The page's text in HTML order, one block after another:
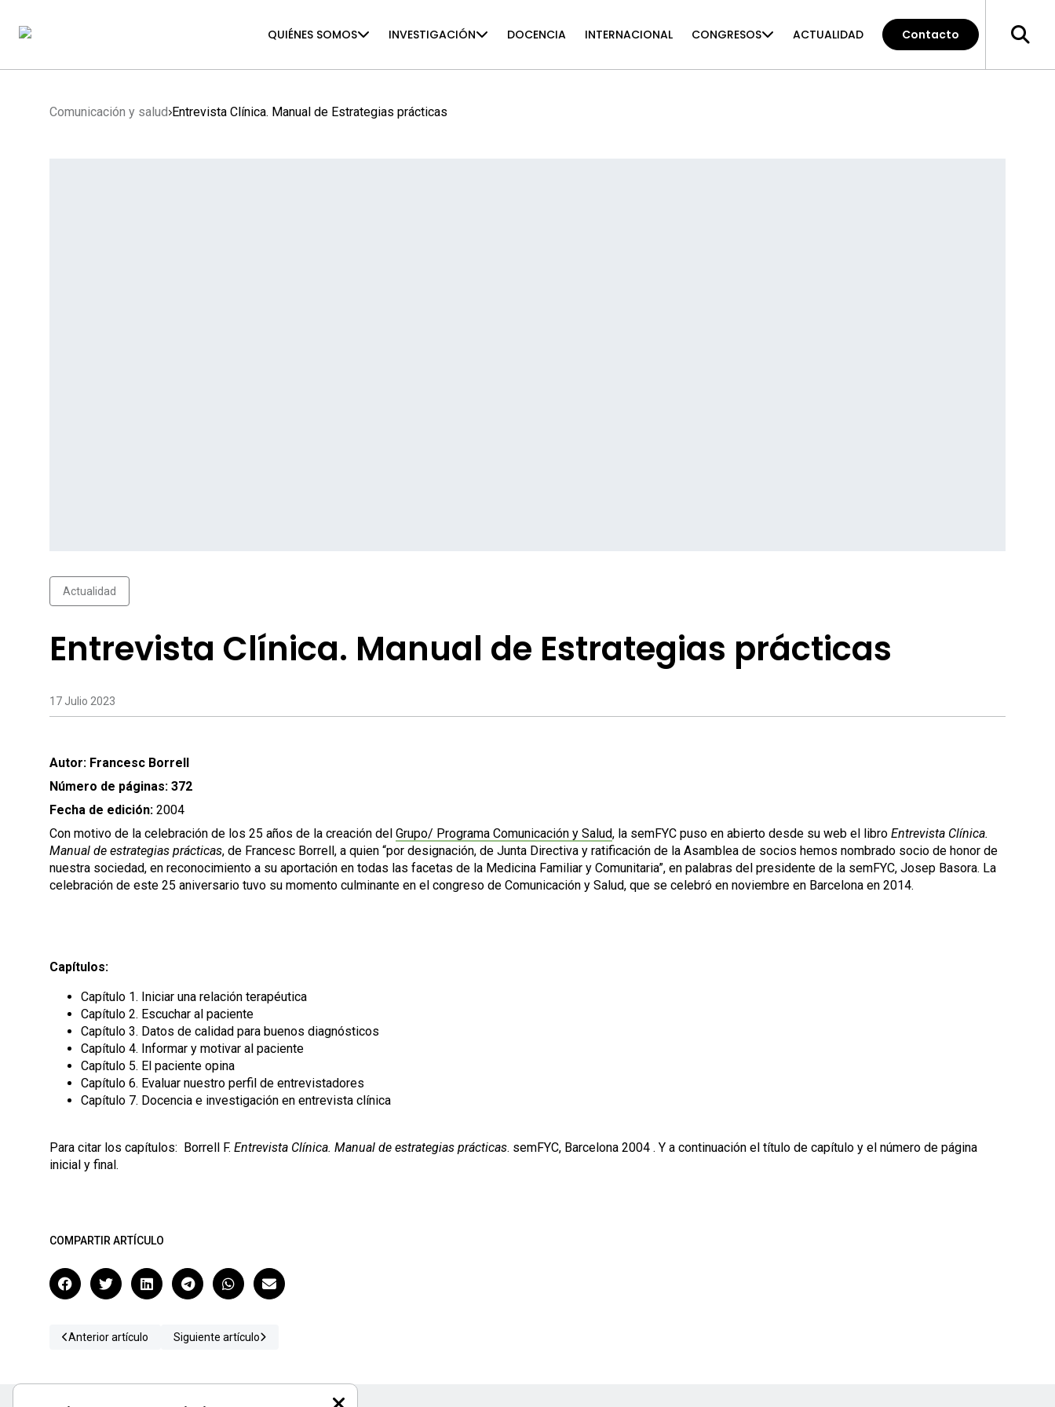
QUIÉNES SOMOS INVESTIGACIÓN DOCENCIA INTERNACIONAL CONGRESOS ACTUALIDAD Contacto
Comunicación y salud Entrevista Clínica. Manual de Estrategias prácticas
Actualidad
Entrevista Clínica. Manual de Estrategias prácticas
17 Julio 2023
Autor: Francesc Borrell
Número de páginas: 372
Fecha de edición: 2004
Con motivo de la celebración de los 25 años de la creación del Grupo/ Programa Comunicación y Salud, la semFYC puso en abierto desde su web el libro Entrevista Clínica.
Manual de estrategias prácticas, de Francesc Borrell, a quien “por designación, de Junta Directiva y ratificación de la Asamblea de socios hemos nombrado socio de honor de
nuestra sociedad, en reconocimiento a su aportación en todas las facetas de la Medicina Familiar y Comunitaria”, en palabras del presidente de la semFYC, Josep Basora. La
celebración de este 25 aniversario tuvo su momento culminante en el congreso de Comunicación y Salud, que se celebró en noviembre en Barcelona en 2014.
Capítulos:
Capítulo 1. Iniciar una relación terapéutica
Capítulo 2. Escuchar al paciente
Capítulo 3. Datos de calidad para buenos diagnósticos
Capítulo 4. Informar y motivar al paciente
Capítulo 5. El paciente opina
Capítulo 6. Evaluar nuestro perfil de entrevistadores
Capítulo 7. Docencia e investigación en entrevista clínica
Para citar los capítulos: Borrell F. Entrevista Clínica. Manual de estrategias prácticas. semFYC, Barcelona 2004 . Y a continuación el título de capítulo y el número de página
inicial y final.
COMPARTIR ARTÍCULO
Anterior artículo Siguiente artículo